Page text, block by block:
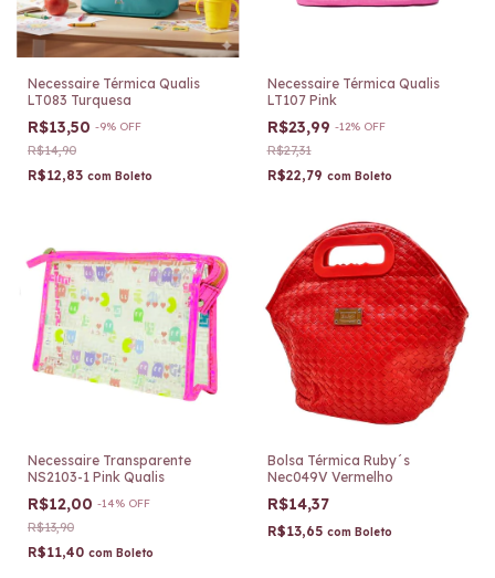
Necessaire Térmica Qualis
LT083 Turquesa
R$13,50 -9% OFF
R$14,90
R$12,83 com Boleto
Necessaire Térmica Qualis
LT107 Pink
R$23,99 -12% OFF
R$27,31
R$22,79 com Boleto
Necessaire Transparente
NS2103-1 Pink Qualis
R$12,00 -14% OFF
R$13,90
R$11,40 com Boleto
Bolsa Térmica Ruby´s
Nec049V Vermelho
R$14,37
R$13,65 com Boleto